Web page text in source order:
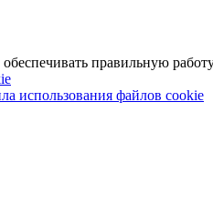
правильную
использования файлов cookie